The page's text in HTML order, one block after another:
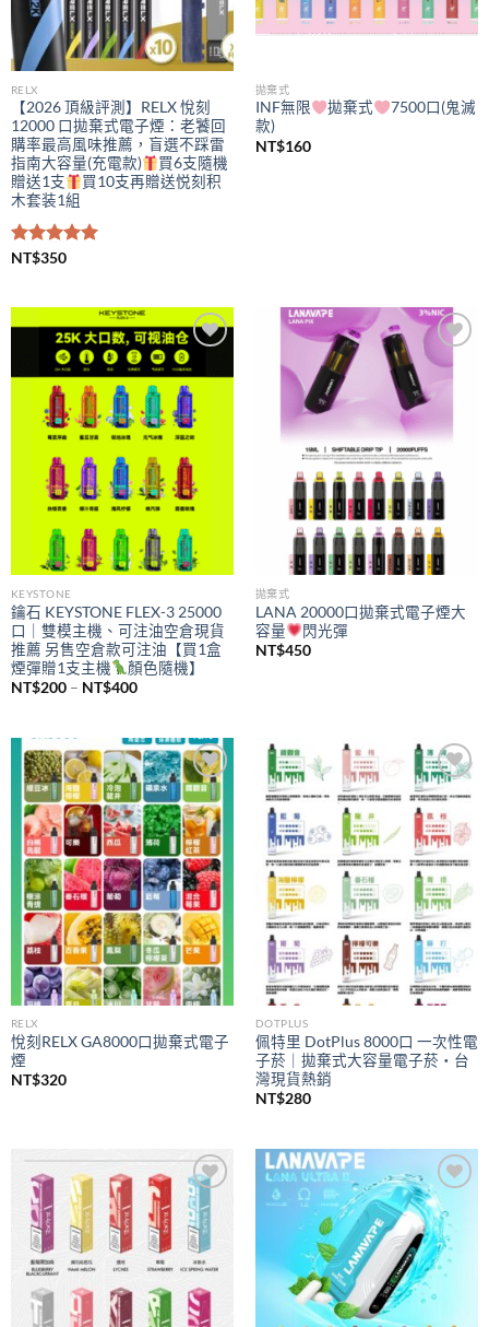
RELX
【2026 頂級評測】RELX 悅刻
12000 口拋棄式電子煙：老饕回
購率最高風味推薦，盲選不踩雷
指南大容量(充電款)
買6支隨機
贈送1支
買10支再贈送悦刻积
木套装1組
評分5.00
NT$350
拋棄式
INF無限 拋棄式
7500口(鬼滅
款)
NT$160
Add to
wishlist
KEYSTONE
鑰石 KEYSTONE FLEX-3 25000
口｜雙模主機、可注油空倉現貨
推薦 另售空倉款可注油【買1盒
煙彈贈1支主機
顏色隨機】
NT$200 – NT$400價
NT$200
到
NT$400
Add to
wishlist
拋棄式
LANA 20000口拋棄式電子煙大
容量
閃光彈
NT$450
Add to
wishlist
RELX
悅刻RELX GA8000口拋棄式電子
煙
NT$320
Add to
DOTPLUS
佩特里 DotPlus 8000口 一次性電
子菸｜拋棄式大容量電子菸・台
灣現貨熱銷
NT$280
Add to
wishlist
Add to
wishlist